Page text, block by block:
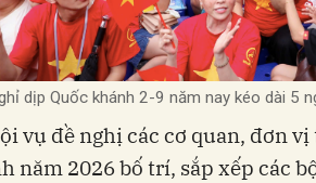
dịp Quốc khánh 2-9 năm nay kéo dài 5
vụ đề nghị các cơ quan, đơn
năm 2026 bố trí, sắp xếp các